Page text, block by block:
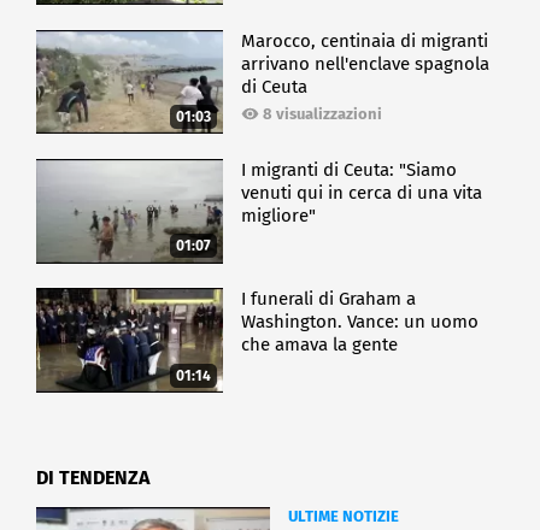
01:03
Marocco, centinaia di migranti
arrivano nell'enclave spagnola
di Ceuta
8 visualizzazioni
01:07
I migranti di Ceuta: "Siamo
venuti qui in cerca di una vita
migliore"
01:14
I funerali di Graham a
Washington. Vance: un uomo
che amava la gente
DI TENDENZA
ULTIME NOTIZIE